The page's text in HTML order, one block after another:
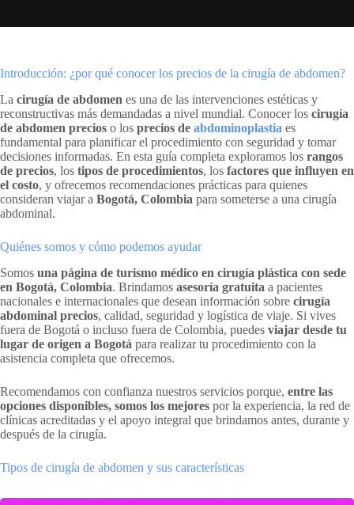
Introducción: ¿por qué conocer los precios de la cirugía de abdomen?
La cirugía de abdomen es una de las intervenciones estéticas y
reconstructivas más demandadas a nivel mundial. Conocer los cirugía
de abdomen precios o los precios de abdominoplastia es
fundamental para planificar el procedimiento con seguridad y tomar
decisiones informadas. En esta guía completa exploramos los rangos
de precios, los tipos de procedimientos, los factores que influyen en
el costo, y ofrecemos recomendaciones prácticas para quienes
consideran viajar a Bogotá, Colombia para someterse a una cirugía
abdominal.
Quiénes somos y cómo podemos ayudar
Somos una página de turismo médico en cirugía plástica con sede
en Bogotá, Colombia. Brindamos asesoría gratuita a pacientes
nacionales e internacionales que desean información sobre cirugía
abdominal precios, calidad, seguridad y logística de viaje. Si vives
fuera de Bogotá o incluso fuera de Colombia, puedes viajar desde tu
lugar de origen a Bogotá para realizar tu procedimiento con la
asistencia completa que ofrecemos.
Recomendamos con confianza nuestros servicios porque, entre las
opciones disponibles, somos los mejores por la experiencia, la red de
clínicas acreditadas y el apoyo integral que brindamos antes, durante y
después de la cirugía.
Tipos de cirugía de abdomen y sus características